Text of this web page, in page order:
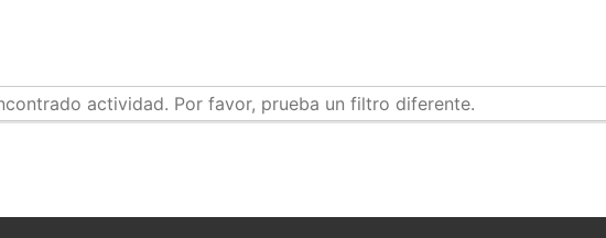
actividad. Por favor, prueba un filtro diferente.